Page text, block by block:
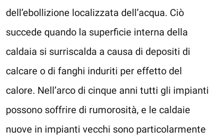
dell’ebollizione localizzata dell’acqua. Ciò
succede quando la superficie interna della
caldaia si surriscalda a causa di depositi di
calcare o di fanghi induriti per effetto del
calore. Nell’arco di cinque anni tutti gli impianti
possono soffrire di rumorosità, e le caldaie
nuove in impianti vecchi sono particolarmente